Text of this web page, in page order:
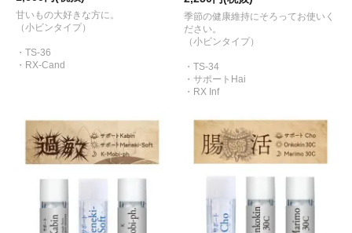
甘いもの大好きな方に。
（小ビンタイプ）
・TS-36
・RX-Cand
季節の健康維持にそろってお使いく
ださい。
（小ビンタイプ）
・TS-34
・サポートHai
・RX Inf